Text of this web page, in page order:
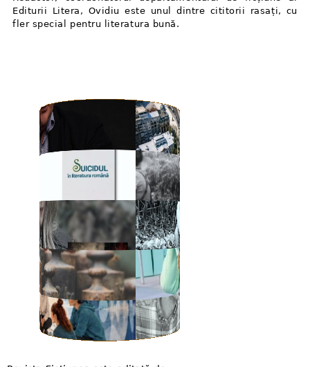
Editurii Litera, Ovidiu este unul dintre cititorii rasați, cu
fler special pentru literatura bună.